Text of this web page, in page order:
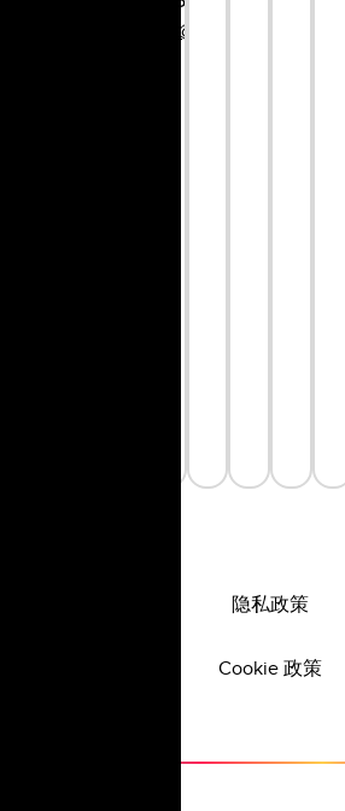
hellojapan@star.global
hellosunnyvale@star.global
50-
隐私政策
Cookie 政策